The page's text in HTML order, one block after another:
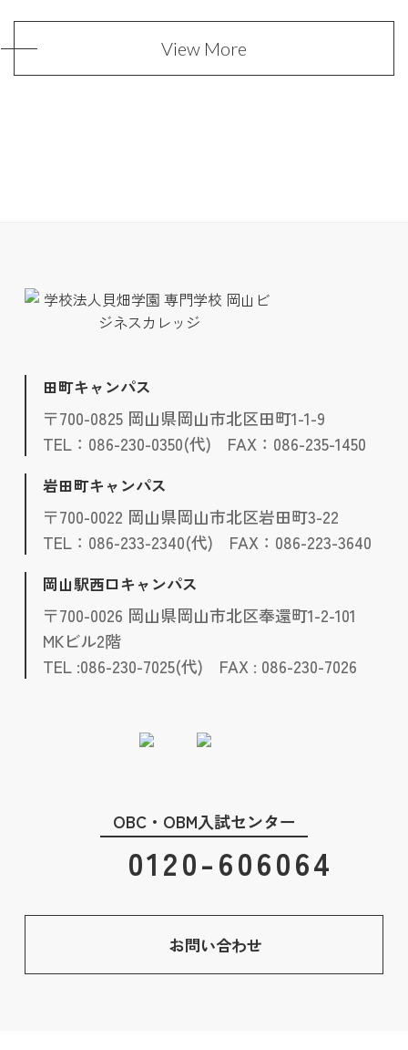
View More
田町キャンパス
〒700-0825 岡山県岡山市北区田町1-1-9
TEL：086-230-0350(代) FAX：086-235-1450
岩田町キャンパス
〒700-0022 岡山県岡山市北区岩田町3-22
TEL：086-233-2340(代) FAX：086-223-3640
岡山駅西口キャンパス
〒700-0026 岡山県岡山市北区奉還町1-2-101
MKビル2階
TEL :086-230-7025(代) FAX : 086-230-7026
OBC・OBM入試センター
0120-606064
お問い合わせ